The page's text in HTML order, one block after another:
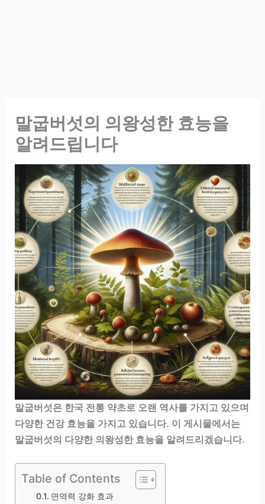
말굽버섯의 의왕성한 효능을
알려드립니다
말굽버섯은 한국 전통 약초로 오랜 역사를 가지고 있으며
다양한 건강 효능을 가지고 있습니다. 이 게시물에서는
말굽버섯의 다양한 의왕성한 효능을 알려드리겠습니다.
Table of Contents
면역력 강화 효과